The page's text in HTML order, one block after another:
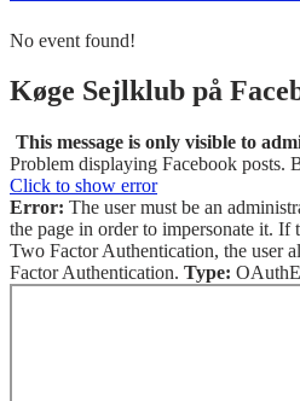
No event found!
Køge Sejlklub på
This message is only visible to
Problem displaying Facebook posts.
Click to show error
Error: The user must be an
the page in order to impersonate it. If
Two Factor Authentication, the user
Factor Authentication. Type: